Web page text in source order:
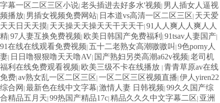
字幕一区二区三区小说| 老头插进去好多水'视频| 男人插女人逼视
频播放| 男插女视频免费网站| 日本道vs高清一区二区三区| 天天爱
天天日天天摸| 天天操天天操天天干天天干| 91人人爽人人爽人人
精| 97人妻互换免费视频| 欧美日韩国产免费福利 | 91tsav人妻国产|
91在线在线观看免费视频| 五十二老熟女高潮嗷嗷叫 | 9色porny人
妻| 日日噜狠狠噜天天噜AV| 国产熟妇另类高潮a62v视频| 老司机
福利在线免费观看视频| 欧美三级不卡在线播放 | 青青草原av在线
免费| av熟女乱一区二区三区| 一区二区三区视频直播| 伊人yiren22
综合网 | 最新色在线中文字幕| 激情人妻 日韩视频| 99久久国产综
合精品五月天| 99热国产精品17c| 精品久久久中文字幕二区| 亚洲